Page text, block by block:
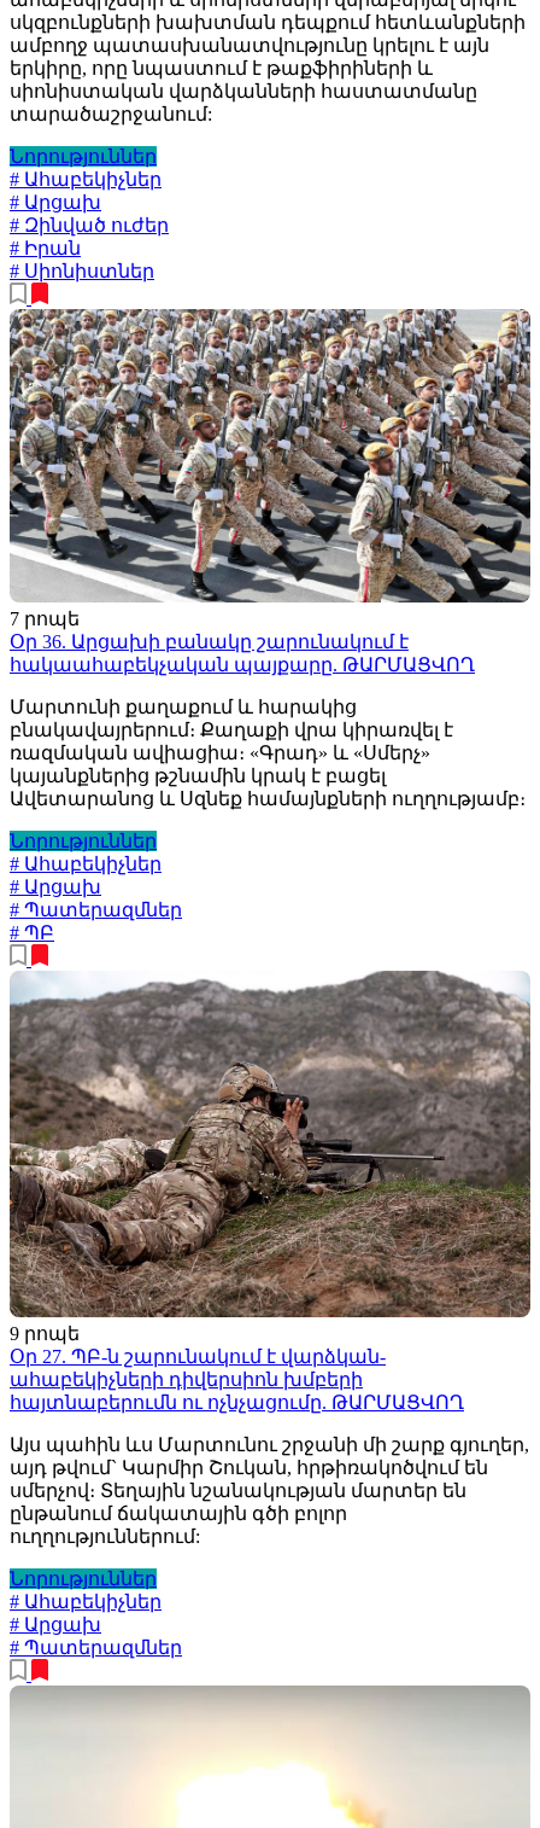
սկզբունքների խախտման դեպքում հետևանքների
ամբողջ պատասխանատվությունը կրելու է այն
երկիրը, որը նպաստում է թաքֆիրիների և
սիոնիստական վարձկանների հաստատմանը
տարածաշրջանում:
Նորություններ
# Ահաբեկիչներ
# Արցախ
# Զինված ուժեր
# Իրան
# Սիոնիստներ
7 րոպե
Օր 36. Արցախի բանակը շարունակում է
հակաահաբեկչական պայքարը. ԹԱՐՄԱՑՎՈՂ
Մարտունի քաղաքում և հարակից
բնակավայրերում։ Քաղաքի վրա կիրառվել է
ռազմական ավիացիա։ «Գրադ» և «Սմերչ»
կայանքներից թշնամին կրակ է բացել
Ավետարանոց և Սզնեք համայնքների ուղղությամբ։
Նորություններ
# Ահաբեկիչներ
# Արցախ
# Պատերազմներ
# ՊԲ
9 րոպե
Օր 27. ՊԲ-ն շարունակում է վարձկան-
ահաբեկիչների դիվերսիոն խմբերի
հայտնաբերումն ու ոչնչացումը. ԹԱՐՄԱՑՎՈՂ
Այս պահին ևս Մարտունու շրջանի մի շարք գյուղեր,
այդ թվում` Կարմիր Շուկան, հրթիռակոծվում են
սմերչով։ Տեղային նշանակության մարտեր են
ընթանում ճակատային գծի բոլոր
ուղղություններում:
Նորություններ
# Ահաբեկիչներ
# Արցախ
# Պատերազմներ